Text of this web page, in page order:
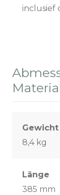
inclusief
Gewicht
8,4 kg
Länge
385 mm